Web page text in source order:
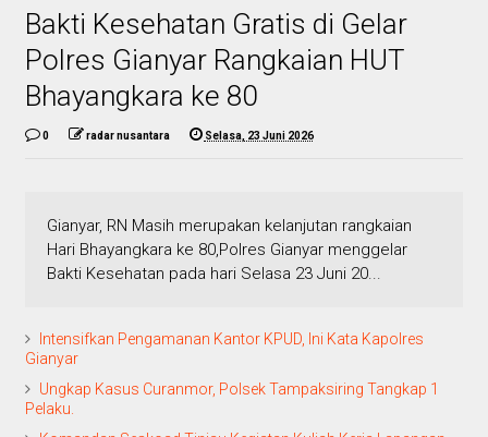
Bakti Kesehatan Gratis di Gelar
Polres Gianyar Rangkaian HUT
Bhayangkara ke 80
0 radar nusantara Selasa, 23 Juni 2026
Gianyar, RN Masih merupakan kelanjutan rangkaian
Hari Bhayangkara ke 80,Polres Gianyar menggelar
Bakti Kesehatan pada hari Selasa 23 Juni 20...
Intensifkan Pengamanan Kantor KPUD, Ini Kata Kapolres
Gianyar
Ungkap Kasus Curanmor, Polsek Tampaksiring Tangkap 1
Pelaku.